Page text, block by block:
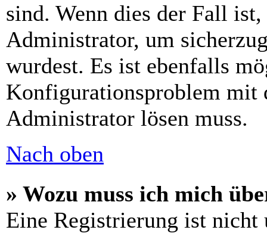
sind. Wenn dies der Fall
Administrator, um
wurdest. Es ist ebenfalls
Konfigurationsproblem mit
Administrator lösen muss.
Nach oben
» Wozu muss ich mich
Eine Registrierung ist